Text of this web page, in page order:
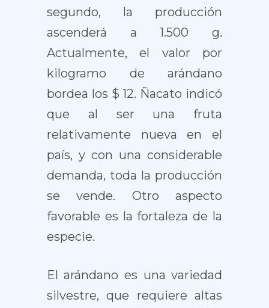
segundo, la producción
ascenderá a 1.500 g.
Actualmente, el valor por
kilogramo de arándano
bordea los $ 12. Ñacato indicó
que al ser una fruta
relativamente nueva en el
país, y con una considerable
demanda, toda la producción
se vende. Otro aspecto
favorable es la fortaleza de la
especie.
El arándano es una variedad
silvestre, que requiere altas